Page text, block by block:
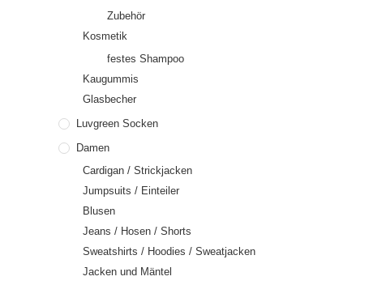
Zubehör
Kosmetik
festes Shampoo
Kaugummis
Glasbecher
Luvgreen Socken
Damen
Cardigan / Strickjacken
Jumpsuits / Einteiler
Blusen
Jeans / Hosen / Shorts
Sweatshirts / Hoodies / Sweatjacken
Jacken und Mäntel